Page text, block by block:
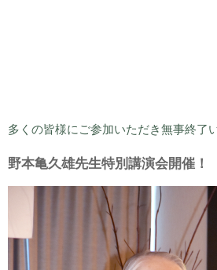
多くの皆様にご参加いただき無事終了
野本亀久雄先生特別講演会開催！